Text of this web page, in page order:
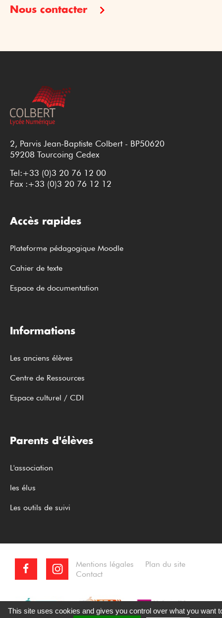
Nous contacter
2, Parvis Jean-Baptiste Colbert - BP50620
59208 Tourcoing Cedex
Tel:+33 (0)3 20 76 12 00
Fax :+33 (0)3 20 76 12 12
Accès rapides
Plateforme pédagogique Moodle
Cahier de texte
Espace de documentation
Informations
Les anciens élèves
Centre de Ressources
Espace culturel / CDI
Parents d'élèves
L'association
les élus
Les outils de suivi
Mentions légales
Plan du site
Contact
This site uses cookies and gives you control over what you want